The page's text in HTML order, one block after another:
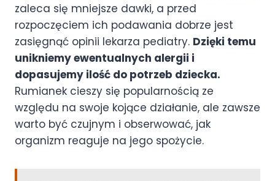
zaleca się mniejsze dawki, a przed
rozpoczęciem ich podawania dobrze jest
zasięgnąć opinii lekarza pediatry. Dzięki temu
unikniemy ewentualnych alergii i
dopasujemy ilość do potrzeb dziecka.
Rumianek cieszy się popularnością ze
względu na swoje kojące działanie, ale zawsze
warto być czujnym i obserwować, jak
organizm reaguje na jego spożycie.